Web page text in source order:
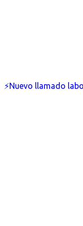
⚡Nuevo llamado